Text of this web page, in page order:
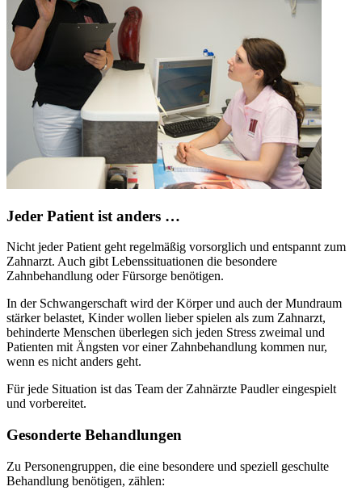
Jeder Patient ist anders …
Nicht jeder Patient geht regelmäßig vorsorglich und entspannt zum
Zahnarzt. Auch gibt Lebenssituationen die besondere
Zahnbehandlung oder Fürsorge benötigen.
In der Schwangerschaft wird der Körper und auch der Mundraum
stärker belastet, Kinder wollen lieber spielen als zum Zahnarzt,
behinderte Menschen überlegen sich jeden Stress zweimal und
Patienten mit Ängsten vor einer Zahnbehandlung kommen nur,
wenn es nicht anders geht.
Für jede Situation ist das Team der Zahnärzte Paudler eingespielt
und vorbereitet.
Gesonderte Behandlungen
Zu Personengruppen, die eine besondere und speziell geschulte
Behandlung benötigen, zählen: